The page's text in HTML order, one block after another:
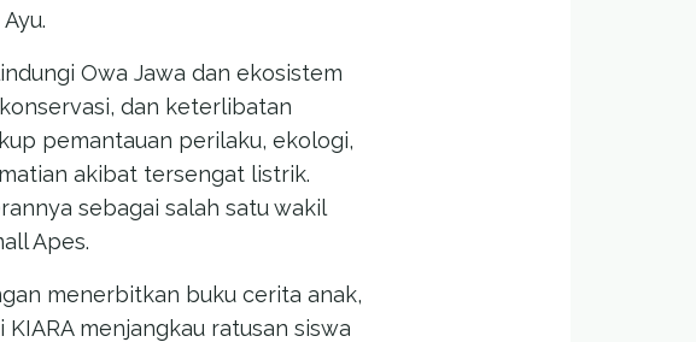
Owa Jawa dan ekosistem
dan keterlibatan
pemantauan perilaku, ekologi,
akibat tersengat listrik.
sebagai salah satu wakil
Apes.
menerbitkan buku cerita anak,
KIARA menjangkau ratusan siswa